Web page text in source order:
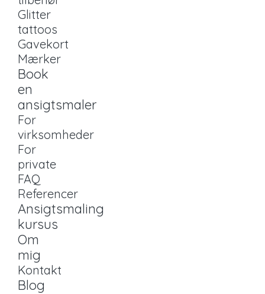
Glitter
tattoos
Gavekort
Mærker
Book
en
ansigtsmaler
For
virksomheder
For
private
FAQ
Referencer
Ansigtsmaling
kursus
Om
mig
Kontakt
Blog